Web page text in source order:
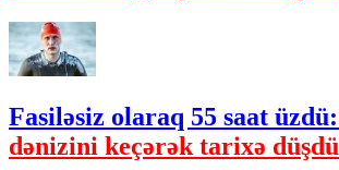
Fasiləsiz olaraq 55 saat üzdü:
dənizini keçərək tarixə düşdü